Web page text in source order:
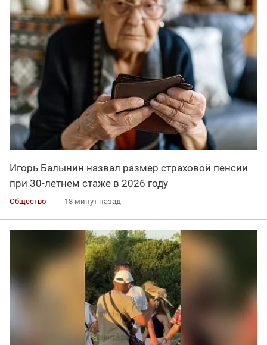
Игорь Балынин назвал размер страховой пенсии
при 30-летнем стаже в 2026 году
Общество 18 минут назад